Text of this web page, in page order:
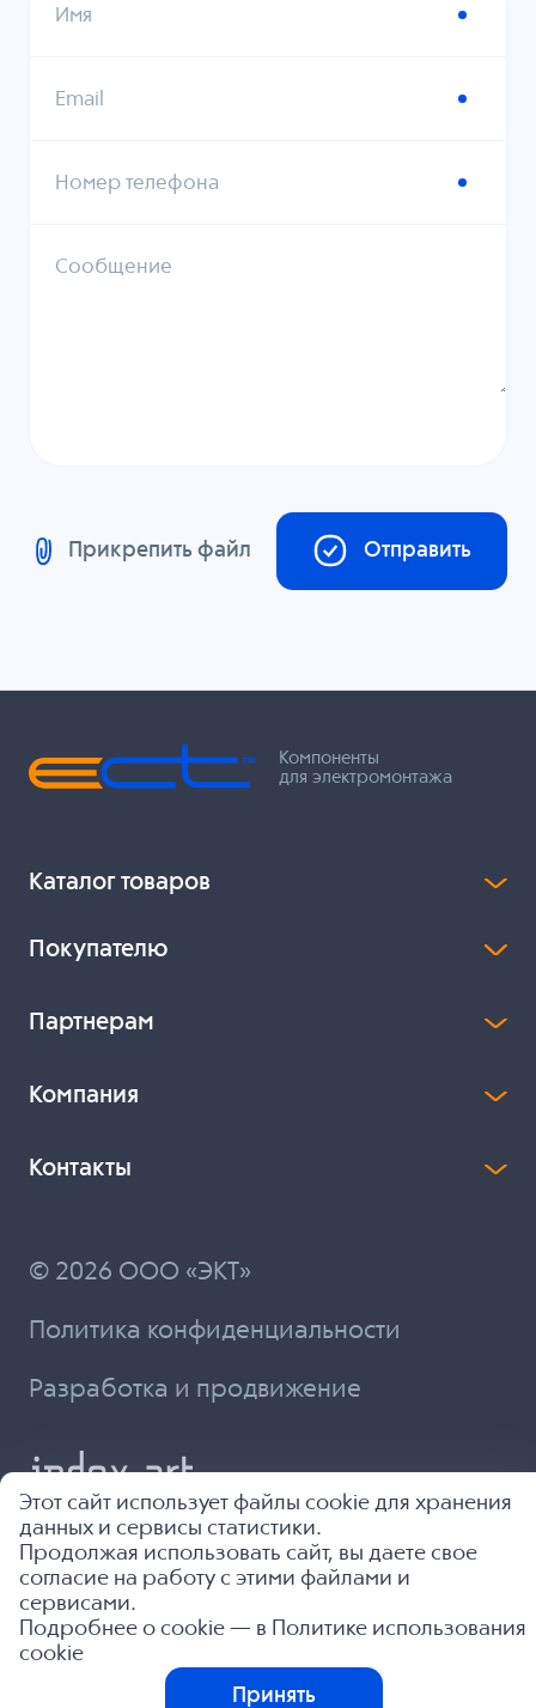
Имя
Email
Номер телефона
Сообщение
Прикрепить файл Отправить
Компоненты
для электромонтажа
Каталог товаров
Покупателю
Партнерам
Компания
Контакты
© 2026 ООО «ЭКТ»
Политика конфиденциальности
Разработка и продвижение
Этот сайт использует файлы cookie для хранения
данных и сервисы статистики.
Продолжая использовать сайт, вы даете свое
согласие на работу с этими файлами и
сервисами.
Подробнее о cookie — в
Политике использования
cookie
Принять